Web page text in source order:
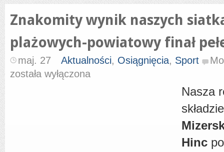
Znakomity wynik naszych
plażowych-powiatowy finał
maj. 27 Aktualności, Osiągnięcia, Sport
została wyłączona
Nasza
Hinc